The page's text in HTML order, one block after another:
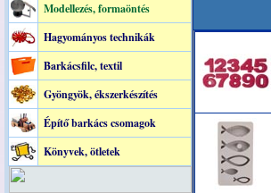
Modellezés, formaöntés
Hagyományos technikák
Barkácsfilc, textil
Gyöngyök, ékszerkészítés
Építő barkács csomagok
Könyvek, ötletek